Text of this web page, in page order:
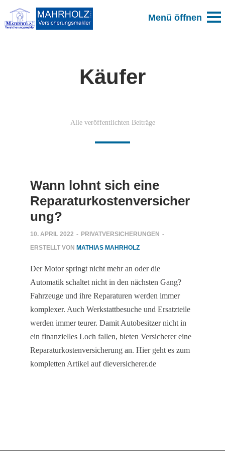
Käufer
Alle veröffentlichten Beiträge
Wann lohnt sich eine
Reparaturkostenversicher
ung?
10. APRIL 2022 - PRIVATVERSICHERUNGEN -
ERSTELLT VON MATHIAS MAHRHOLZ
Der Motor springt nicht mehr an oder die
Automatik schaltet nicht in den nächsten Gang?
Fahrzeuge und ihre Reparaturen werden immer
komplexer. Auch Werkstattbesuche und Ersatzteile
werden immer teurer. Damit Autobesitzer nicht in
ein finanzielles Loch fallen, bieten Versicherer eine
Reparaturkostenversicherung an. Hier geht es zum
kompletten Artikel auf dieversicherer.de